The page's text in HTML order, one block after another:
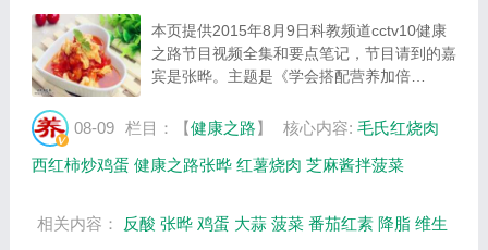
本页提供2015年8月9日科教频道cctv10健康
之路节目视频全集和要点笔记，节目请到的嘉
宾是张晔。主题是《学会搭配营养加倍
胡萝卜的好处，毛氏红烧肉、红薯烧肉、芝麻
视频全...
08-09 栏目：【健康之路】 核心内容: 毛氏红烧肉
西红柿炒鸡蛋 健康之路张晔 红薯烧肉 芝麻酱拌菠菜
相关内容： 反酸 张晔 鸡蛋 大蒜 菠菜 番茄红素 降脂 维生